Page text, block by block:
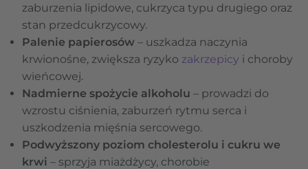
zaburzenia lipidowe, cukrzyca typu drugiego oraz
stan przedcukrzycowy.
Palenie papierosów – uszkadza naczynia
krwionośne, zwiększa ryzyko zakrzepicy i choroby
wieńcowej.
Nadmierne spożycie alkoholu – prowadzi do
wzrostu ciśnienia, zaburzeń rytmu serca i
uszkodzenia mięśnia sercowego.
Podwyższony poziom cholesterolu i cukru we
krwi – sprzyja miażdżycy, chorobie